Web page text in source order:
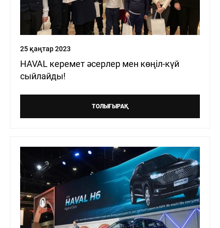
25 қаңтар 2023
HAVAL керемет әсерлер мен көңіл-күй
сыйлайды!
ТОЛЫҒЫРАҚ